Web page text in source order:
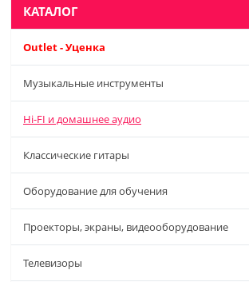
КАТАЛОГ
Outlet - Уценка
Музыкальные инструменты
Hi-FI и домашнее аудио
Классические гитары
Оборудование для обучения
Проекторы, экраны, видеооборудование
Телевизоры